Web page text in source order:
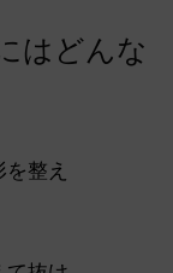
はどんな
整え